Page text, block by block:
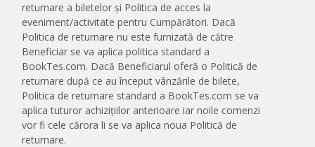
returnare a biletelor și Politica de acces la
eveniment/activitate pentru Cumpărători. Dacă
Politica de returnare nu este furnizată de către
Beneficiar se va aplica politica standard a
BookTes.com. Dacă Beneficiarul oferă o Politică de
returnare după ce au început vânzările de bilete,
Politica de returnare standard a BookTes.com se va
aplica tuturor achizițiilor anterioare iar noile comenzi
vor fi cele cărora li se va aplica noua Politică de
returnare.